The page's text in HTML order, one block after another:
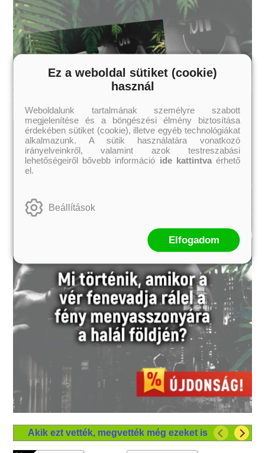
Akik ezt vették, megvették még ezeket is
Ez a weboldal sütiket (cookie)
használ
Weboldalunk tartalmának személyre szabott
megjelenítése és a böngészési élmény biztosítása
érdekében sütiket (cookie), illetve egyéb technológiákat
alkalmazunk. A sütik használatára vonatkozó
irányelveinkről, valamint azok testreszabási
lehetőségeiről bővebb információ ide kattintvaérhető
el.
Beállítások
Elfogadom